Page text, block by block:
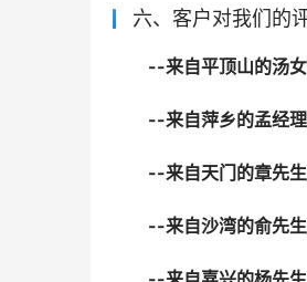
六、客户对我们的
--来自平顶山的汤女
--来自萍乡的孟经理
--来自天门的章先生
--来自沙湾的俞先生